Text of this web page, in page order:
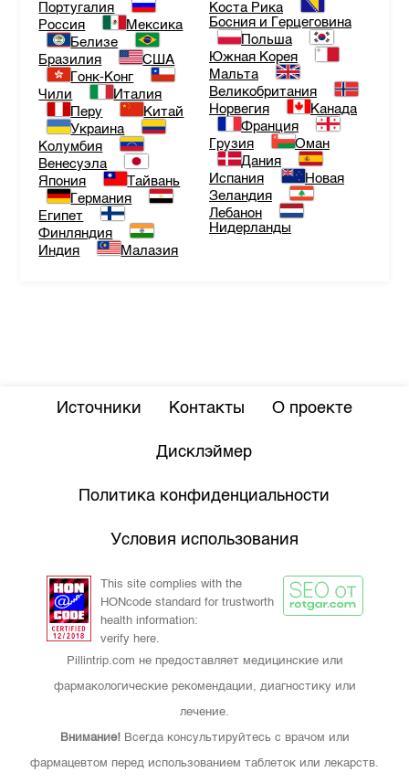
Португалия
Россия
Мексика
Белизе
Бразилия
США
Гонк-Конг
Чили
Италия
Перу
Китай
Украина
Колумбия
Венесуэла
Япония
Тайвань
Германия
Египет
Финляндия
Индия
Малазия
Коста Рика
Босния и Герцеговина
Польша
Южная Корея
Мальта
Великобритания
Норвегия
Канада
Франция
Грузия
Оман
Дания
Испания
Новая
Зеландия
Лебанон
Нидерланды
Источники Контакты О проекте
Дисклэймер
Политика конфиденциальности
Условия использования
This site complies with the
HONcode standard for trustworth
health information:
verify here.
Pillintrip.com не предоставляет медицинские или
фармакологические рекомендации, диагностику или
лечение.
Внимание!Всегда консультируйтесь с врачом или
фармацевтом перед использованием таблеток или лекарств.